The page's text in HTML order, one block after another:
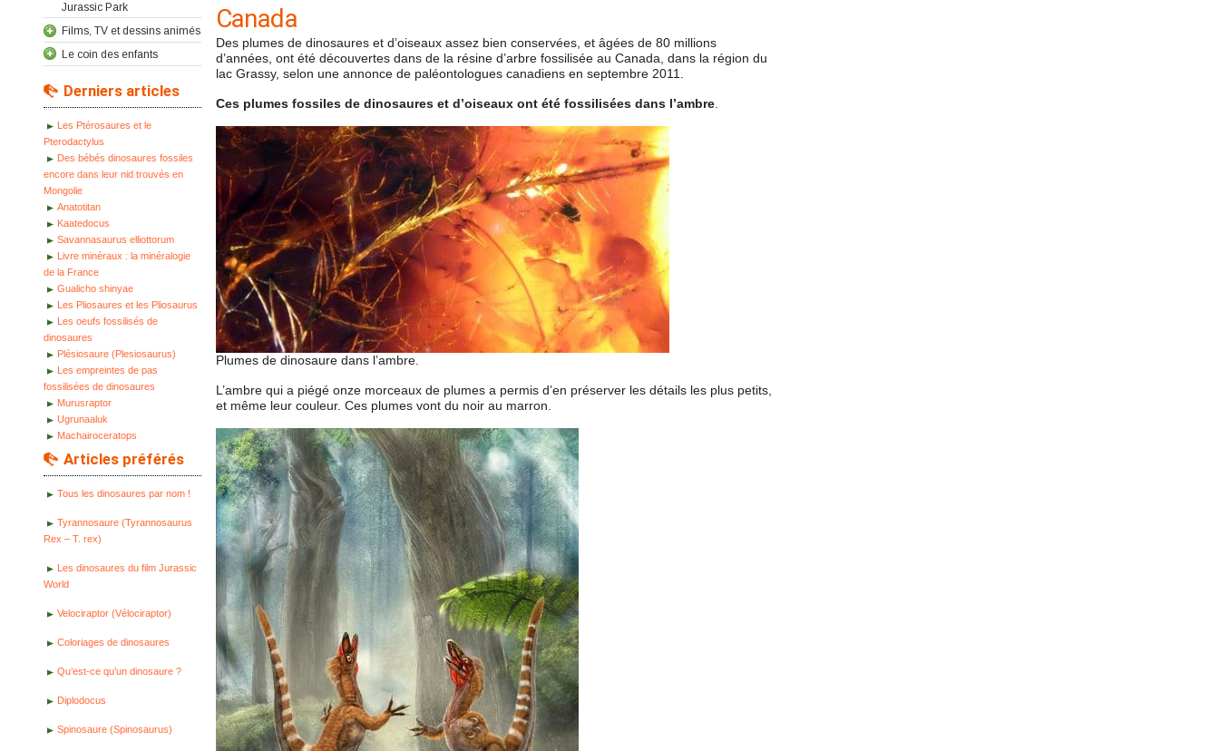
Jurassic Park
Films, TV et dessins animés
Le coin des enfants
Derniers articles
Les Ptérosaures et le
Pterodactylus
Des bébés dinosaures fossiles
encore dans leur nid trouvés en
Mongolie
Anatotitan
Kaatedocus
Savannasaurus elliottorum
Livre minéraux : la minéralogie
de la France
Gualicho shinyae
Les Pliosaures et les Pliosaurus
Les oeufs fossilisés de
dinosaures
Plésiosaure (Plesiosaurus)
Les empreintes de pas
fossilisées de dinosaures
Murusraptor
Ugrunaaluk
Machairoceratops
Articles préférés
Tous les dinosaures par nom !
Tyrannosaure (Tyrannosaurus
Rex – T. rex)
Les dinosaures du film Jurassic
World
Velociraptor (Vélociraptor)
Coloriages de dinosaures
Qu’est-ce qu’un dinosaure ?
Diplodocus
Spinosaure (Spinosaurus)
Canada
Des plumes de dinosaures et d’oiseaux assez bien conservées, et âgées de 80 millions
d’années, ont été découvertes dans de la résine d’arbre fossilisée au Canada, dans la région du
lac Grassy, selon une annonce de paléontologues canadiens en septembre 2011.
Ces plumes fossiles de dinosaures et d’oiseaux ont été fossilisées dans l’ambre.
Plumes de dinosaure dans l’ambre.
L’ambre qui a piégé onze morceaux de plumes a permis d’en préserver les détails les plus petits,
et même leur couleur. Ces plumes vont du noir au marron.